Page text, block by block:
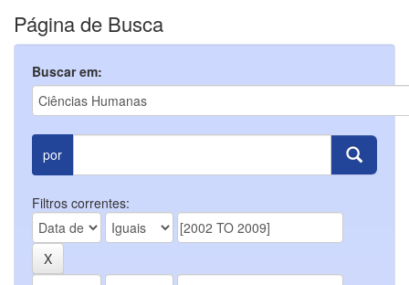
Página de Busca
Buscar em:
por
Filtros correntes: